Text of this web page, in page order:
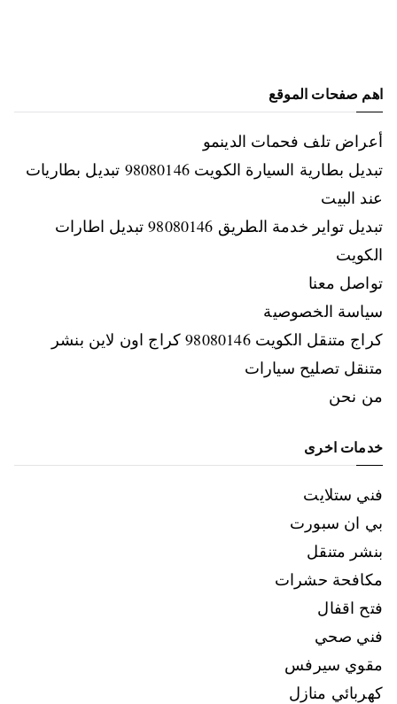
اهم صفحات الموقع
أعراض تلف فحمات الدينمو
تبديل بطارية السيارة الكويت 98080146‬ تبديل بطاريات
عند البيت
تبديل تواير خدمة الطريق 98080146‬ تبديل اطارات
الكويت
تواصل معنا
سياسة الخصوصية
كراج متنقل الكويت 98080146‬ كراج اون لاين بنشر
متنقل تصليح سيارات
من نحن
خدمات اخرى
فني ستلايت
بي ان سبورت
بنشر متنقل
مكافحة حشرات
فتح اقفال
فني صحي
مقوي سيرفس
كهربائي منازل